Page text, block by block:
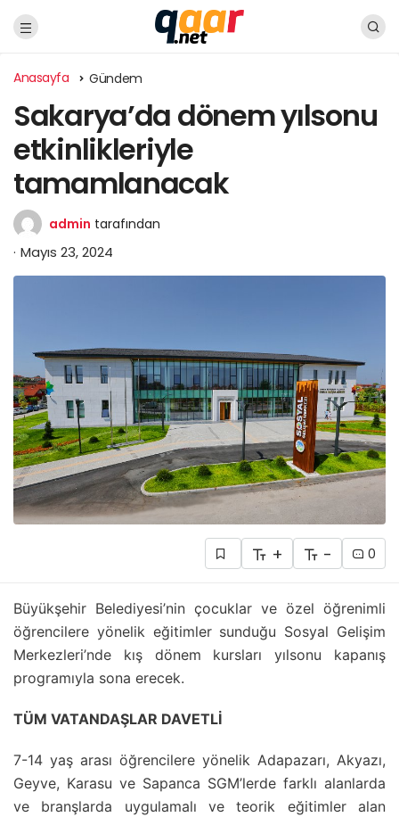
Anasayfa Gündem
Sakarya’da dönem yılsonu
etkinlikleriyle
tamamlanacak
admin tarafından
Mayıs 23, 2024
+ - 0
Büyükşehir Belediyesi’nin çocuklar ve özel öğrenimli
öğrencilere yönelik eğitimler sunduğu Sosyal Gelişim
Merkezleri’nde kış dönem kursları yılsonu kapanış
programıyla sona erecek.
TÜM VATANDAŞLAR DAVETLİ
7-14 yaş arası öğrencilere yönelik Adapazarı, Akyazı,
Geyve, Karasu ve Sapanca SGM’lerde farklı alanlarda
ve branşlarda uygulamalı ve teorik eğitimler alan